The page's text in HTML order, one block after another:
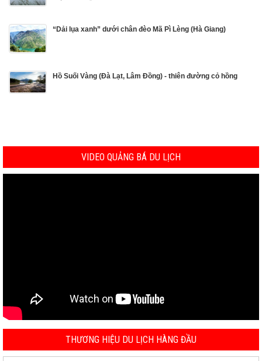
“Dải lụa xanh” dưới chân đèo Mã Pì Lèng (Hà Giang)
Hồ Suối Vàng (Ðà Lạt, Lâm Đồng) - thiên đường cỏ hồng
VIDEO QUẢNG BÁ DU LỊCH
THƯƠNG HIỆU DU LỊCH HÀNG ĐẦU